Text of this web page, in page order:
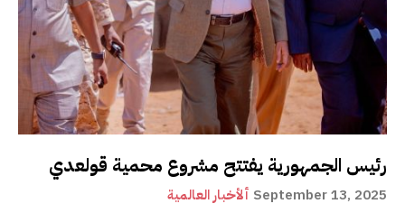
رئيس الجمهورية يفتتح مشروع محمية قولعدي
ألأخبار العالمية September 13, 2025